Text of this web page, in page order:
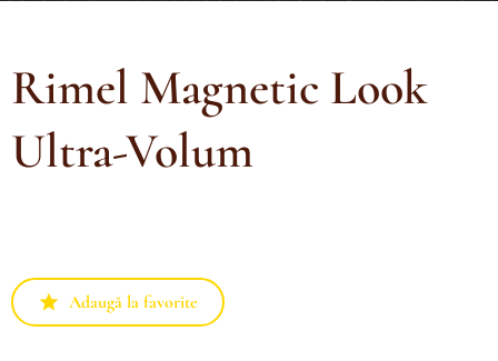
Rimel Magnetic Look
Ultra-Volum
Adaugă la favorite